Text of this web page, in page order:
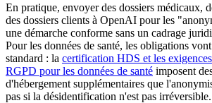
En pratique, envoyer des dossiers médicaux,
des dossiers clients à OpenAI pour les
une démarche conforme sans un cadrage
Pour les données de santé, les obligations
standard : la certification HDS et les
RGPD pour les données de santé imposent
d'hébergement supplémentaires que
pas si la désidentification n'est pas irréversible.